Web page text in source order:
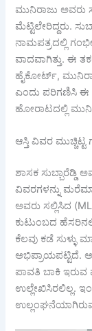
ಮುನಿರಾಜು ಅವರು
ಮೆಟ್ಟಿಲೇರಿದ್ದರು.
ನಾಮಪತ್ರದಲ್ಲಿ
ವಾದವಾಗಿತ್ತು. ಈ
ಹೈಕೋರ್ಟ್,
ಎಂದು ಪರಿಗಣಿಸಿ ಈ
ಹೋರಾಟದಲ್ಲಿ
ಆಸ್ತಿ ವಿವರ
ಶಾಸಕ ಸುಬ್ಬಾರೆಡ್ಡಿ
ವಿವರಗಳನ್ನು
ಅವರು ಸಲ್ಲಿಸಿದ
ಕುಟುಂಬದ
ಕೆಲವು ಕಡೆ ಸುಳ್ಳು
ಅಭಿಪ್ರಾಯಪಟ್ಟಿದೆ.
ಪಾವತಿ ಬಾಕಿ ಇರುವ
ಉಲ್ಲೇಖಿಸಿರಲಿಲ್ಲ.